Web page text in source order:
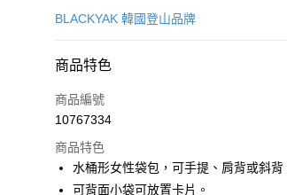
信用卡一次付款
Apple Pay
街口支付
悠遊付
BLACKYAK 韓國登山品牌
商品特色
商品編號
10767334
商品特色
水桶形女性袋包，可手提、肩背或斜背
可背面小袋可放置卡片。